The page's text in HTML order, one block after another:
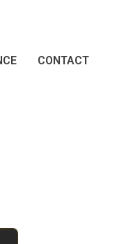
CONTACT